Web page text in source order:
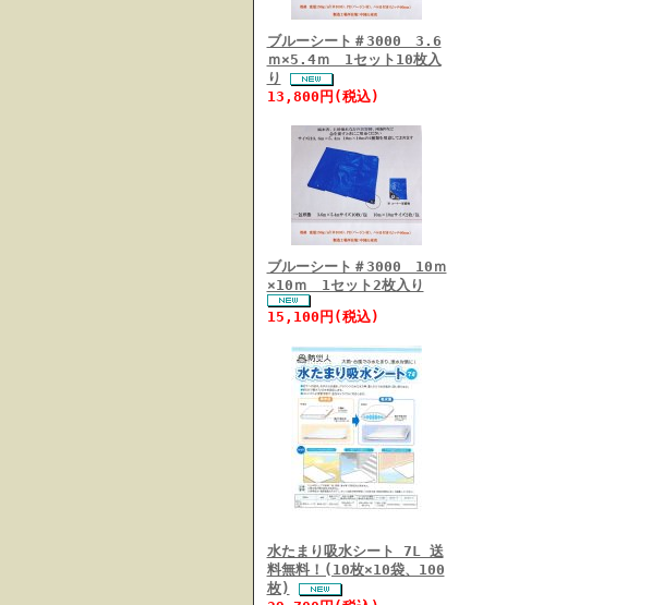
ブルーシート＃3000 3.6
ｍ×5.4ｍ 1セット10枚入
り
13,800円(税込)
ブルーシート＃3000 10ｍ
×10ｍ 1セット2枚入り
15,100円(税込)
水たまり吸水シート 7L 送
料無料！(10枚×10袋、100
枚)